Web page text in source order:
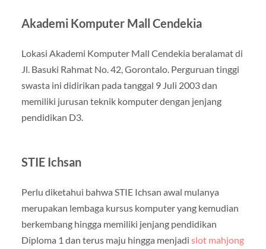
Akademi Komputer Mall Cendekia
Lokasi Akademi Komputer Mall Cendekia beralamat di
Jl. Basuki Rahmat No. 42, Gorontalo. Perguruan tinggi
swasta ini didirikan pada tanggal 9 Juli 2003 dan
memiliki jurusan teknik komputer dengan jenjang
pendidikan D3.
STIE Ichsan
Perlu diketahui bahwa STIE Ichsan awal mulanya
merupakan lembaga kursus komputer yang kemudian
berkembang hingga memiliki jenjang pendidikan
Diploma 1 dan terus maju hingga menjadi slot mahjong